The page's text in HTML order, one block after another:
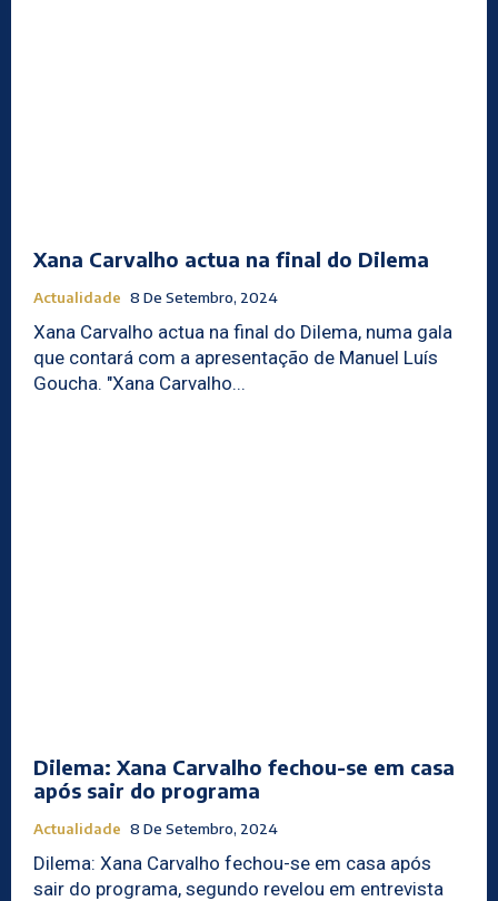
Xana Carvalho actua na final do Dilema
Actualidade 8 De Setembro, 2024
Xana Carvalho actua na final do Dilema, numa gala
que contará com a apresentação de Manuel Luís
Goucha. "Xana Carvalho...
Dilema: Xana Carvalho fechou-se em casa
após sair do programa
Actualidade 8 De Setembro, 2024
Dilema: Xana Carvalho fechou-se em casa após
sair do programa, segundo revelou em entrevista